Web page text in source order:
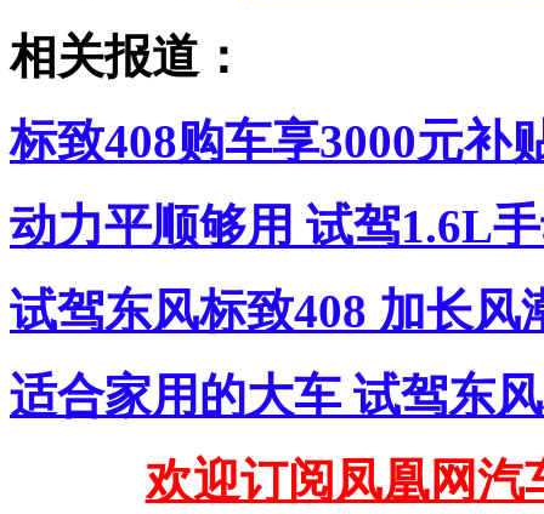
相关报道：
标致408购车享3000元补
动力平顺够用 试驾1.6L
试驾东风标致408 加长风
适合家用的大车 试驾东
欢迎订阅凤凰网汽